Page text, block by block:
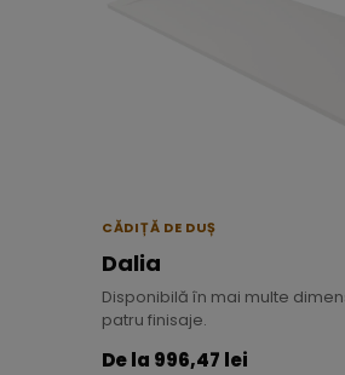
CĂDIȚĂ DE DUȘ
Dalia
Disponibilă în mai multe
patru finisaje.
De la 996,47 lei